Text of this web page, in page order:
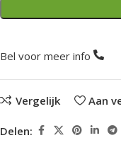
Bel voor meer info
Vergelijk Aan
Delen: